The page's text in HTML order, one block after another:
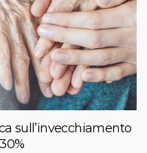
sull’invecchiamento